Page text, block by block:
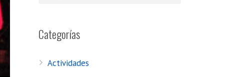
Categorías
Actividades